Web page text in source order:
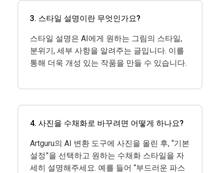
3. 스타일 설명이란 무엇인가요?
스타일 설명은 AI에게 원하는 그림의 스타일,
분위기, 세부 사항을 알려주는 글입니다. 이를
통해 더욱 개성 있는 작품을 만들 수 있습니다.
4. 사진을 수채화로 바꾸려면 어떻게 하나요?
Artguru의 AI 변환 도구에 사진을 올린 후, “기본
설정”을 선택하고 원하는 수채화 스타일을 자
세히 설명해주세요. 예를 들어 “부드러운 파스